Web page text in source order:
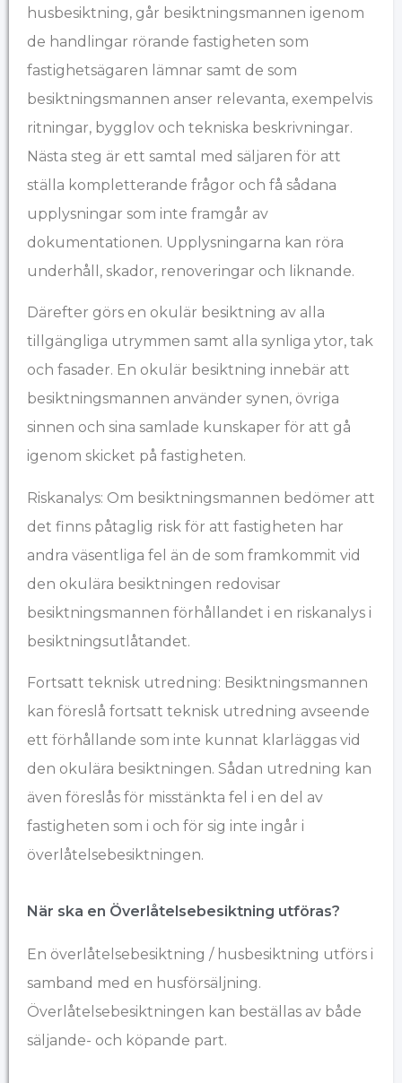
husbesiktning, går besiktningsmannen igenom
de handlingar rörande fastigheten som
fastighetsägaren lämnar samt de som
besiktningsmannen anser relevanta, exempelvis
ritningar, bygglov och tekniska beskrivningar.
Nästa steg är ett samtal med säljaren för att
ställa kompletterande frågor och få sådana
upplysningar som inte framgår av
dokumentationen. Upplysningarna kan röra
underhåll, skador, renoveringar och liknande.
Därefter görs en okulär besiktning av alla
tillgängliga utrymmen samt alla synliga ytor, tak
och fasader. En okulär besiktning innebär att
besiktningsmannen använder synen, övriga
sinnen och sina samlade kunskaper för att gå
igenom skicket på fastigheten.
Riskanalys: Om besiktningsmannen bedömer att
det finns påtaglig risk för att fastigheten har
andra väsentliga fel än de som framkommit vid
den okulära besiktningen redovisar
besiktningsmannen förhållandet i en riskanalys i
besiktningsutlåtandet.
Fortsatt teknisk utredning: Besiktningsmannen
kan föreslå fortsatt teknisk utredning avseende
ett förhållande som inte kunnat klarläggas vid
den okulära besiktningen. Sådan utredning kan
även föreslås för misstänkta fel i en del av
fastigheten som i och för sig inte ingår i
överlåtelsebesiktningen.
När ska en Överlåtelsebesiktning utföras?
En överlåtelsebesiktning / husbesiktning utförs i
samband med en husförsäljning.
Överlåtelsebesiktningen kan beställas av både
säljande- och köpande part.